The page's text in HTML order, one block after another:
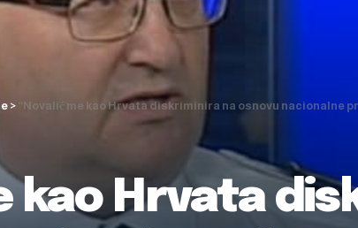
> “Novalić me kao Hrvata diskriminira na osnovu nacionalne
kao Hrvata